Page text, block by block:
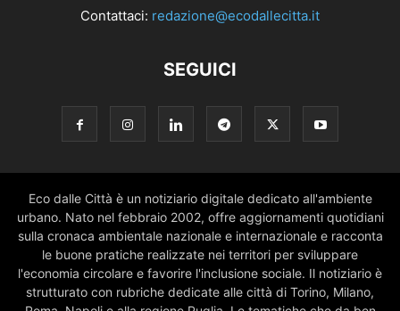
Contattaci: redazione@ecodallecitta.it
SEGUICI
Eco dalle Città è un notiziario digitale dedicato all'ambiente
urbano. Nato nel febbraio 2002, offre aggiornamenti quotidiani
sulla cronaca ambientale nazionale e internazionale e racconta
le buone pratiche realizzate nei territori per sviluppare
l'economia circolare e favorire l'inclusione sociale. Il notiziario è
strutturato con rubriche dedicate alle città di Torino, Milano,